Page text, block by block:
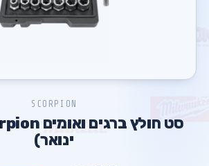
SCORPION
ינואר)